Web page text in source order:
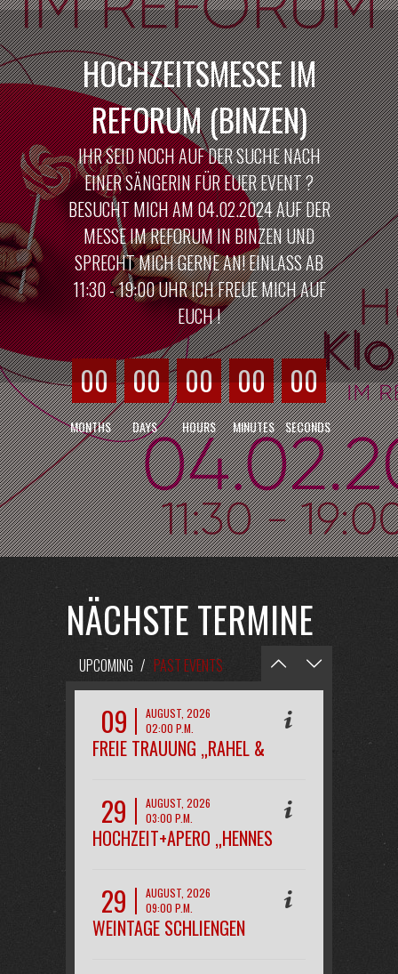
HOCHZEITSMESSE IM
REFORUM (BINZEN)
IHR SEID NOCH AUF DER SUCHE NACH
EINER SÄNGERIN FÜR EUER EVENT ?
BESUCHT MICH AM 04.02.2024 AUF DER
MESSE IM REFORUM IN BINZEN UND
SPRECHT MICH GERNE AN! EINLASS AB
11:30 - 19:00 UHR ICH FREUE MICH AUF
EUCH !
00 00 00 00 00
MONTHS DAYS HOURS MINUTES SECONDS
NÄCHSTE TERMINE
UPCOMING / PAST EVENTS
09
AUGUST, 2026
02:00 P.M.
FREIE TRAUUNG „RAHEL &
29
AUGUST, 2026
03:00 P.M.
HOCHZEIT+APERO „HENNES
29
AUGUST, 2026
09:00 P.M.
WEINTAGE SCHLIENGEN